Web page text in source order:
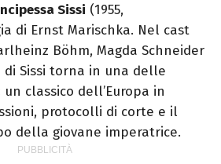
Sissi (1955,
di Ernst Marischka. Nel cast
Böhm, Magda Schneider
di Sissi torna in una delle
classico dell’Europa in
protocolli di corte e il
della giovane imperatrice.